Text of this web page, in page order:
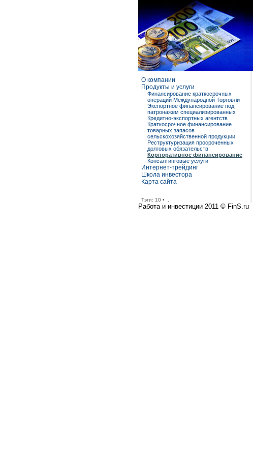
О компании
Продукты и услуги
Финансирование краткосрочных
операций Международной Торговли
Экспортное финансирование под
патронажем специализированных
Кредитно-экспортных агентств
Краткосрочное финансирование
товарных запасов
сельскохозяйственной продукции
Реструктуризация просроченных
долговых обязательств
Корпоративное финансирование
Консалтинговые услуги
Интернет-трейдинг
Школа инвестора
Карта сайта
Тэги: 10 •
Работа и инвестиции 2011 © FinS.ru